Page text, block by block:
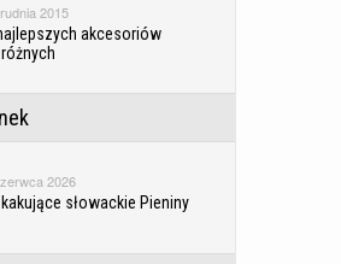
2015
akcesoriów
2026
słowackie Pieniny